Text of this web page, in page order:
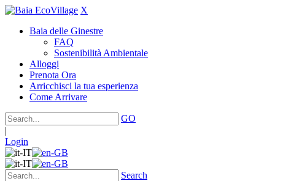
X
Baia delle Ginestre
FAQ
Sostenibilità Ambientale
Alloggi
Prenota Ora
Arricchisci la tua esperienza
Come Arrivare
GO
|
Login
Search